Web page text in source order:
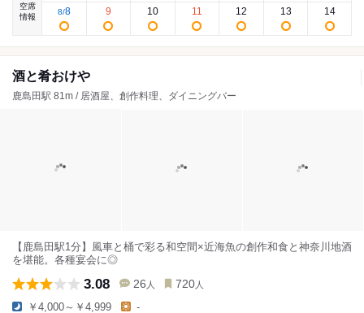
空席
情報
8/8 9 10 11 12 13 14
酒と肴おけや
鹿島田駅 81m / 居酒屋、創作料理、ダイニングバー
【鹿島田駅1分】風車と桶で彩る和空間×近海魚の創作和食と神奈川地酒
を堪能。各種宴会に◎
3.08 26 人 720 人
￥4,000～￥4,999 -